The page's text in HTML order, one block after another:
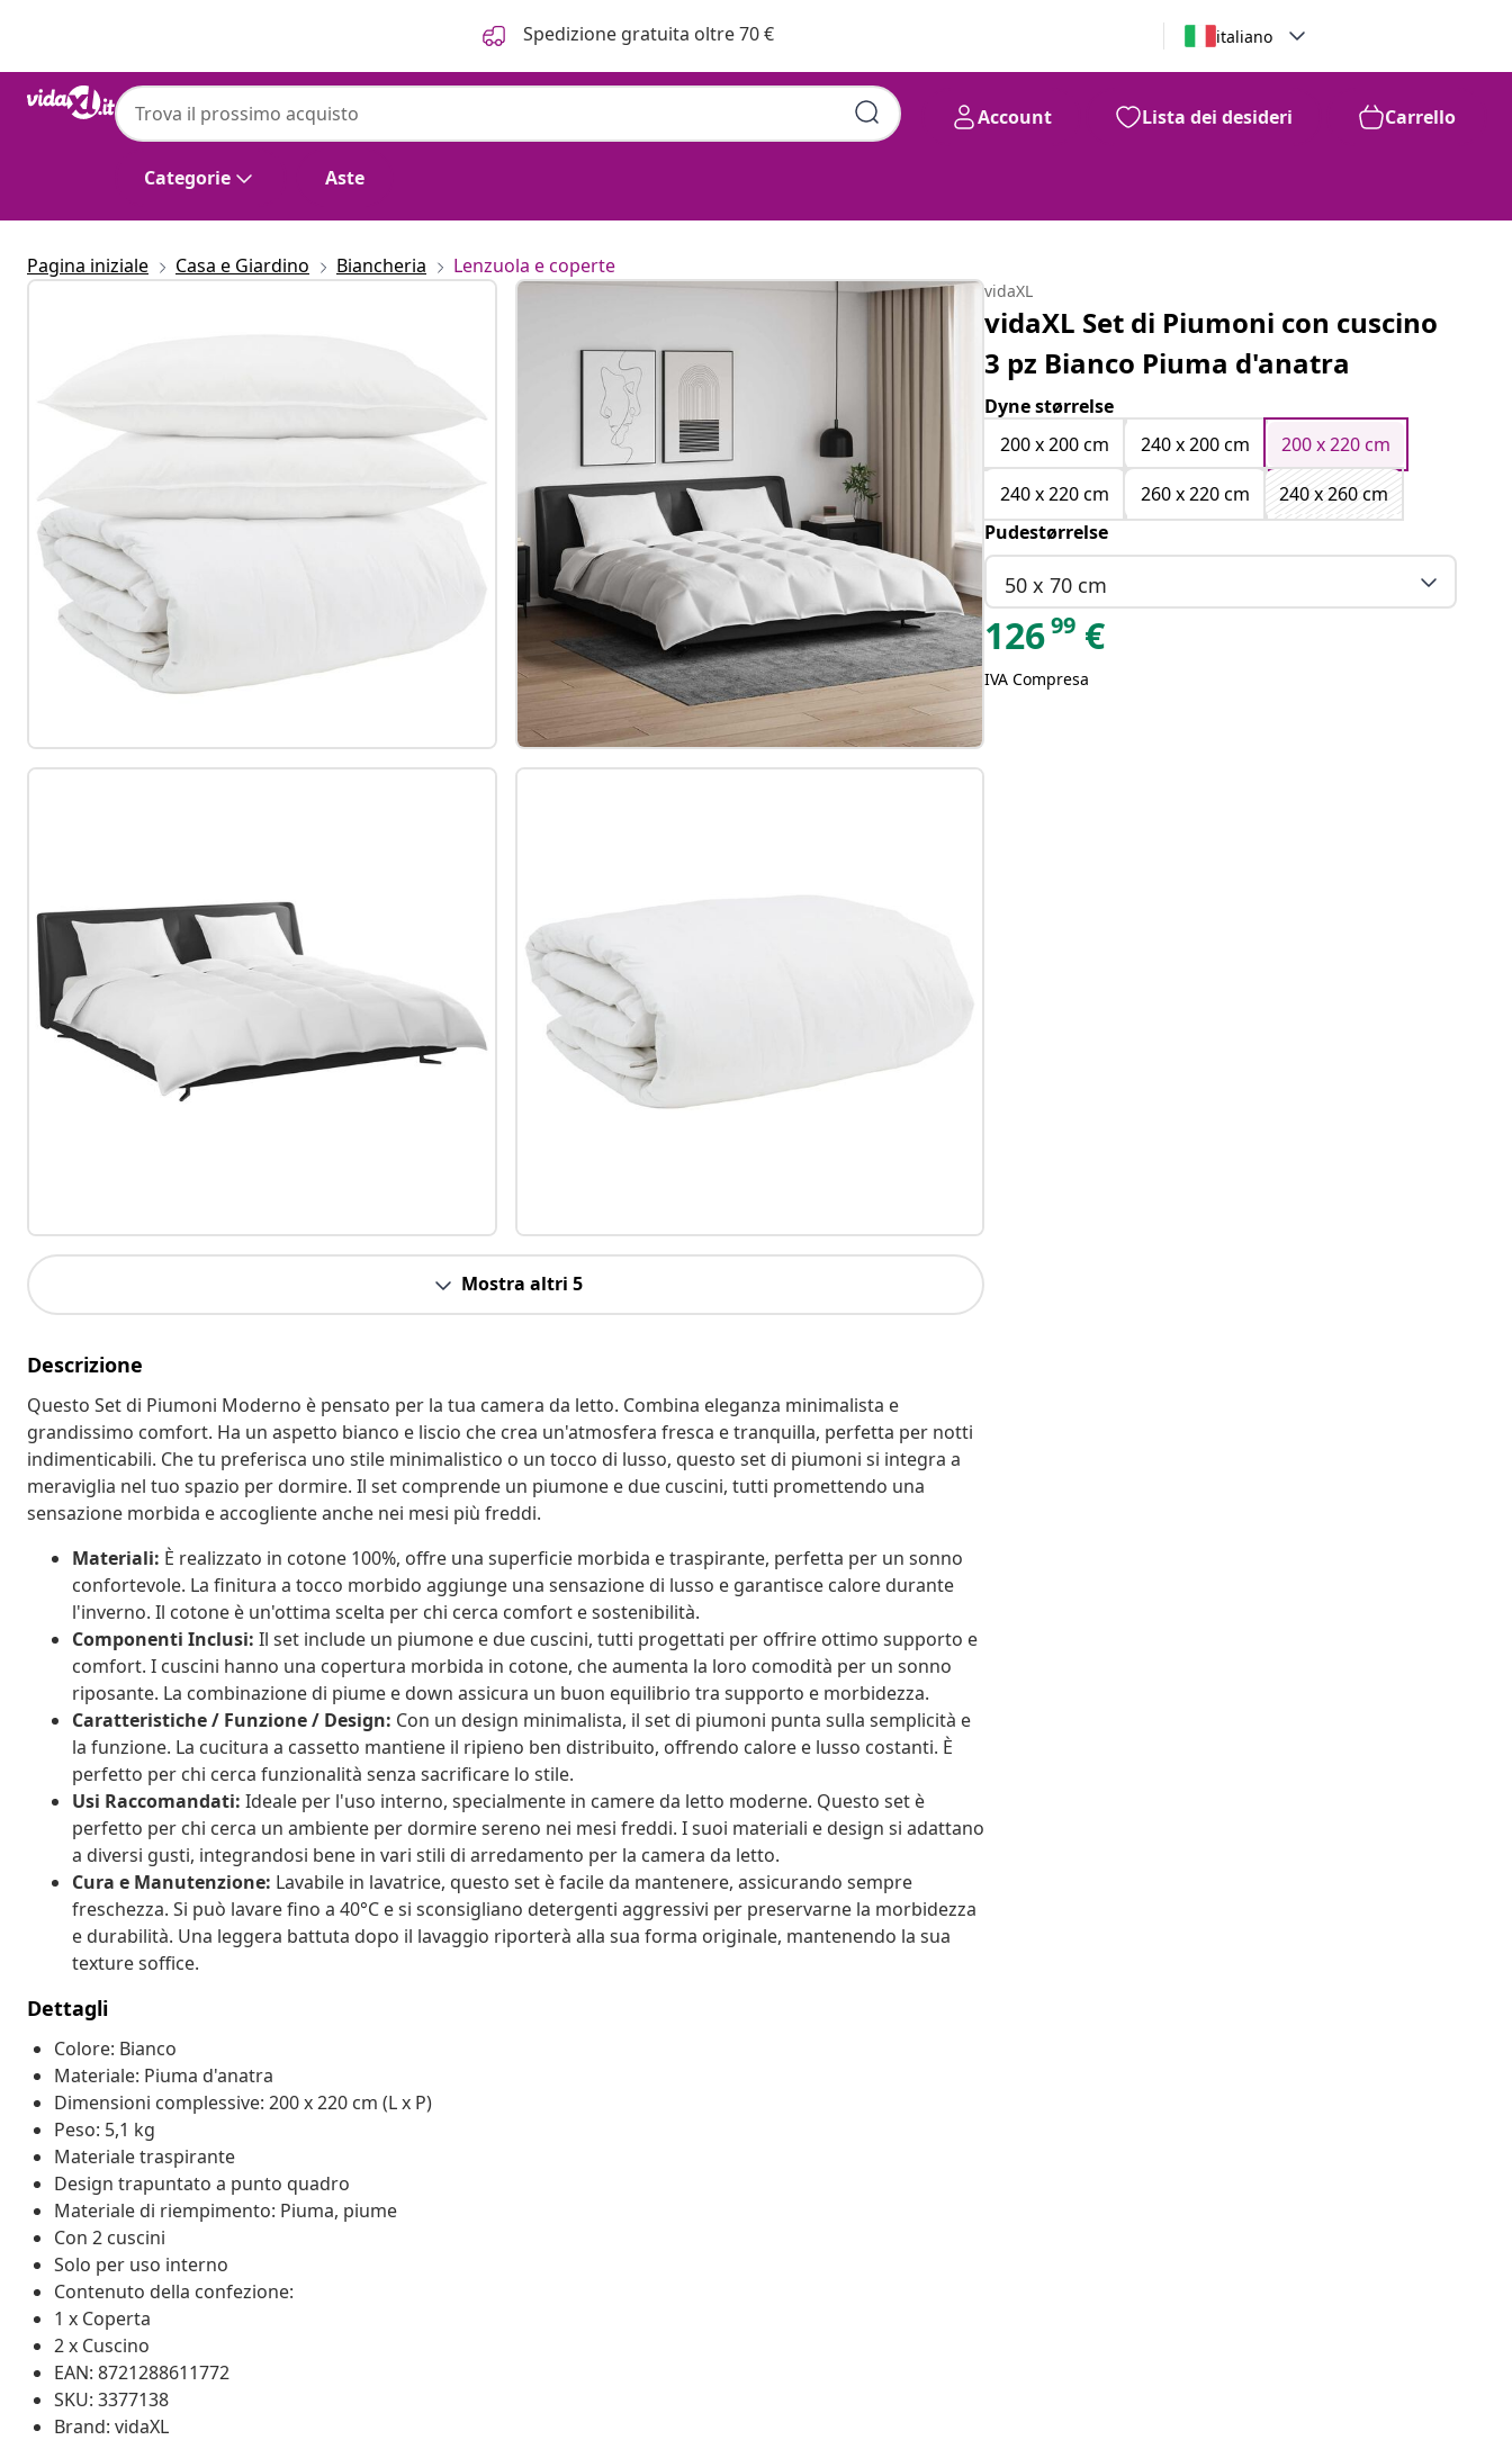
Spedizione gratuita oltre 70 € italiano
Categorie Aste
Account Lista dei desideri Carrello
Pagina iniziale Casa e Giardino Biancheria Lenzuola e coperte
Mostra altri 5
Descrizione
Questo Set di Piumoni Moderno è pensato per la tua camera da letto. Combina eleganza minimalista e
grandissimo comfort. Ha un aspetto bianco e liscio che crea un'atmosfera fresca e tranquilla, perfetta per notti
indimenticabili. Che tu preferisca uno stile minimalistico o un tocco di lusso, questo set di piumoni si integra a
meraviglia nel tuo spazio per dormire. Il set comprende un piumone e due cuscini, tutti promettendo una
sensazione morbida e accogliente anche nei mesi più freddi.
Materiali: È realizzato in cotone 100%, offre una superficie morbida e traspirante, perfetta per un sonno
confortevole. La finitura a tocco morbido aggiunge una sensazione di lusso e garantisce calore durante
l'inverno. Il cotone è un'ottima scelta per chi cerca comfort e sostenibilità.
Componenti Inclusi: Il set include un piumone e due cuscini, tutti progettati per offrire ottimo supporto e
comfort. I cuscini hanno una copertura morbida in cotone, che aumenta la loro comodità per un sonno
riposante. La combinazione di piume e down assicura un buon equilibrio tra supporto e morbidezza.
Caratteristiche / Funzione / Design: Con un design minimalista, il set di piumoni punta sulla semplicità e
la funzione. La cucitura a cassetto mantiene il ripieno ben distribuito, offrendo calore e lusso costanti. È
perfetto per chi cerca funzionalità senza sacrificare lo stile.
Usi Raccomandati: Ideale per l'uso interno, specialmente in camere da letto moderne. Questo set è
perfetto per chi cerca un ambiente per dormire sereno nei mesi freddi. I suoi materiali e design si adattano
a diversi gusti, integrandosi bene in vari stili di arredamento per la camera da letto.
Cura e Manutenzione: Lavabile in lavatrice, questo set è facile da mantenere, assicurando sempre
freschezza. Si può lavare fino a 40°C e si sconsigliano detergenti aggressivi per preservarne la morbidezza
e durabilità. Una leggera battuta dopo il lavaggio riporterà alla sua forma originale, mantenendo la sua
texture soffice.
Dettagli
Colore: Bianco
Materiale: Piuma d'anatra
Dimensioni complessive: 200 x 220 cm (L x P)
Peso: 5,1 kg
Materiale traspirante
Design trapuntato a punto quadro
Materiale di riempimento: Piuma, piume
Con 2 cuscini
Solo per uso interno
Contenuto della confezione:
1 x Coperta
2 x Cuscino
EAN: 8721288611772
SKU: 3377138
Brand: vidaXL
vidaXL
vidaXL Set di Piumoni con cuscino
3 pz Bianco Piuma d'anatra
Dyne størrelse
200 x 200 cm
240 x 200 cm
200 x 220 cm
240 x 220 cm
260 x 220 cm
240 x 260 cm
Pudestørrelse
50 x 70 cm
12699 €
IVA Compresa